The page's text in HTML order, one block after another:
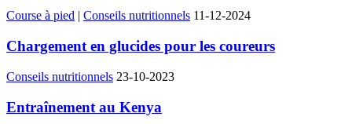
Course à pied | Conseils nutritionnels 11-12-2024
Chargement en glucides pour les coureurs
Conseils nutritionnels 23-10-2023
Entraînement au Kenya